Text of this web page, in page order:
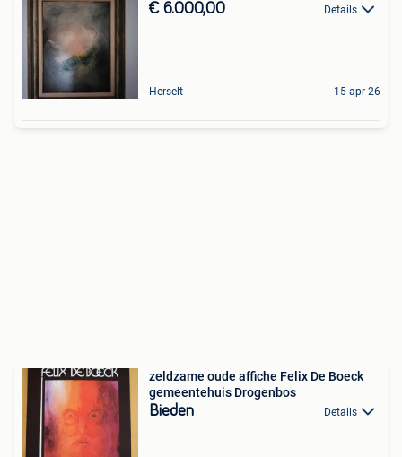
€ 6.000,00 Details
Herselt 15 apr 26
zeldzame oude affiche Felix De Boeck
gemeentehuis Drogenbos
Bieden Details